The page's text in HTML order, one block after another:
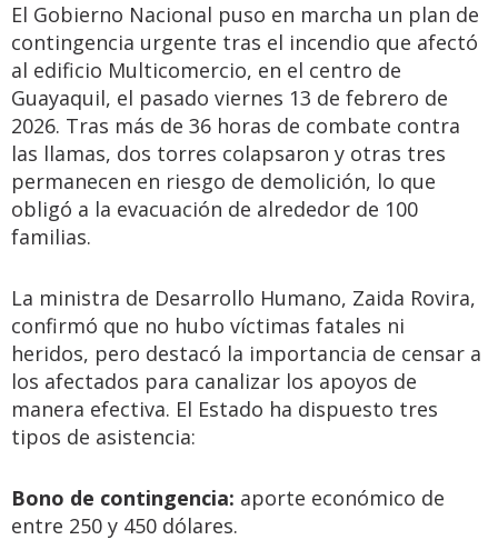
El Gobierno Nacional puso en marcha un plan de
contingencia urgente tras el incendio que afectó
al edificio Multicomercio, en el centro de
Guayaquil, el pasado viernes 13 de febrero de
2026. Tras más de 36 horas de combate contra
las llamas, dos torres colapsaron y otras tres
permanecen en riesgo de demolición, lo que
obligó a la evacuación de alrededor de 100
familias.
La ministra de Desarrollo Humano, Zaida Rovira,
confirmó que no hubo víctimas fatales ni
heridos, pero destacó la importancia de censar a
los afectados para canalizar los apoyos de
manera efectiva. El Estado ha dispuesto tres
tipos de asistencia:
Bono de contingencia: aporte económico de
entre 250 y 450 dólares.